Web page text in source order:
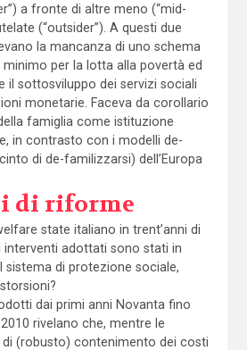
a fronte di altre meno (“mid-
(“outsider”). A questi due
la mancanza di uno schema
per la lotta alla povertà ed
il sottosviluppo dei servizi sociali
monetarie. Faceva da corollario
famiglia come istituzione
in contrasto con i modelli de-
di de-familizzarsi) dell’Europa
di riforme
state italiano in trent’anni di
adottati sono stati in
sistema di protezione sociale,
dai primi anni Novanta fino
rivelano che, mentre le
(robusto) contenimento dei costi